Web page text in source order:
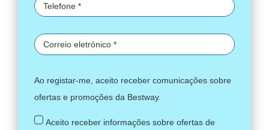
Ao registar-me, aceito receber comunicações sobre
ofertas e promoções da Bestway.
Aceito receber informações sobre ofertas de